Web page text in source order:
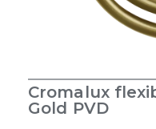
Cromalux
Gold PVD